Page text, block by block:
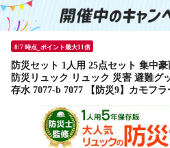
8/7 時点_ポイント最大11倍
防災セット 1人用 25点セット 集中
防災リュック リュック 災害 避難グ
存水 7077-b 7077 【防災9】カモフ